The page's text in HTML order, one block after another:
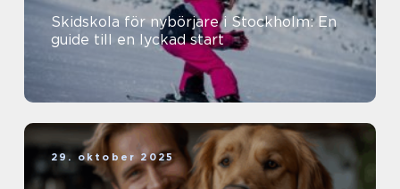
Skidskola för nybörjare i Stockholm: En
guide till en lyckad start
29. oktober 2025